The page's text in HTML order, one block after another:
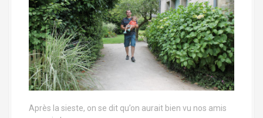
Après la sieste, on se dit qu’on aurait bien vu nos amis